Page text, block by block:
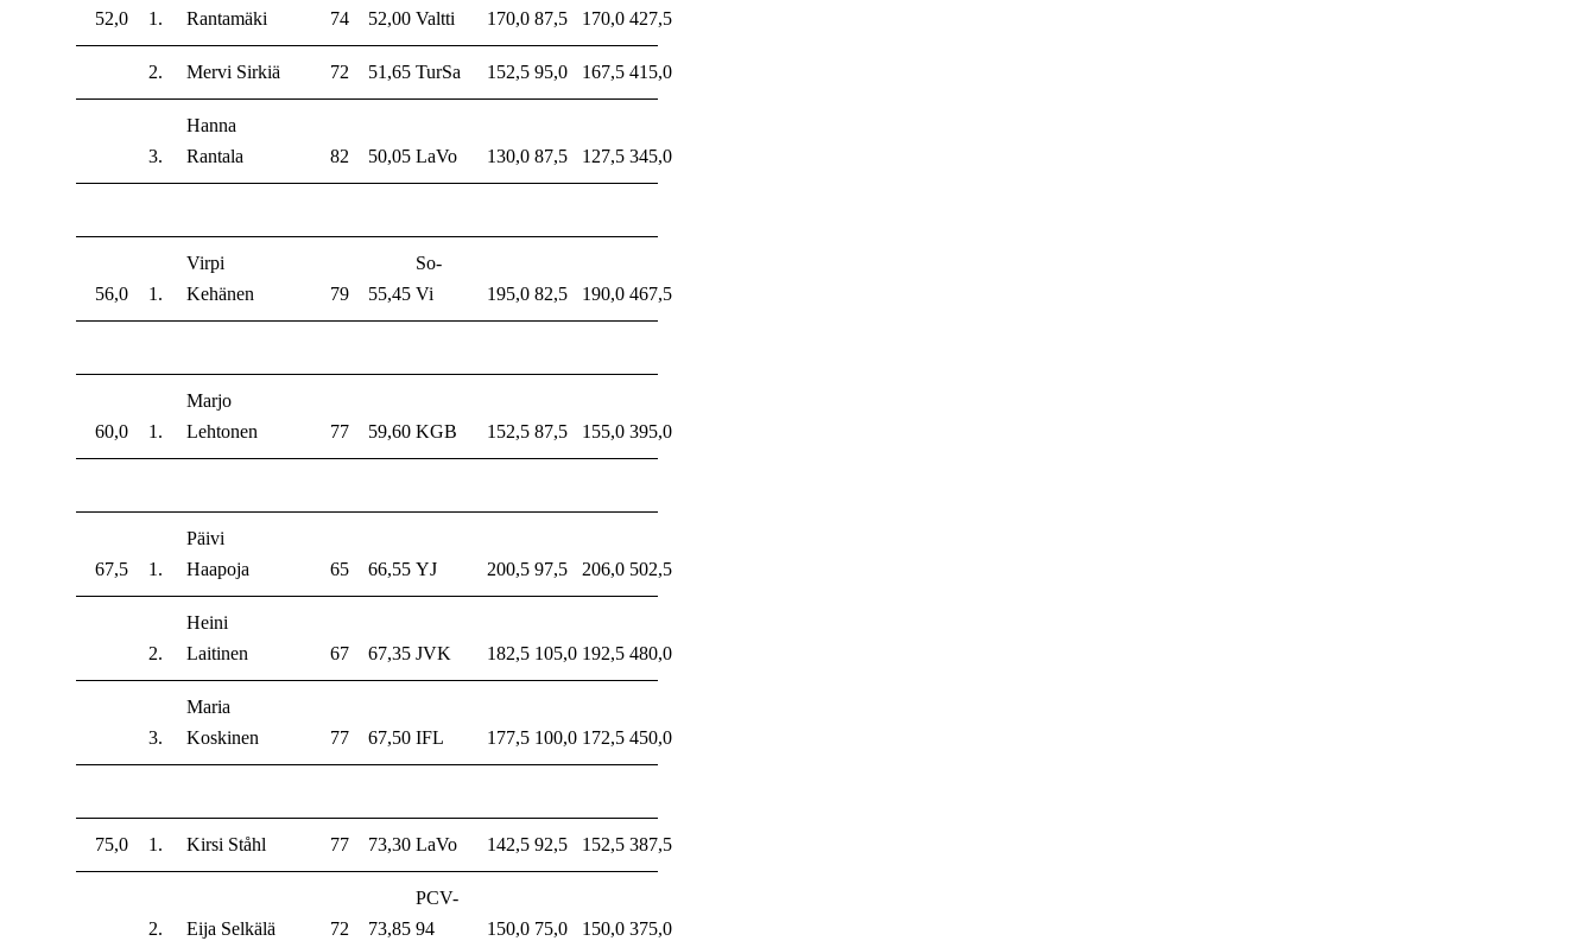
52,0 1.
Rantamäki
74 52,00 Valtti 170,0 87,5 170,0 427,5
2. Mervi Sirkiä 72 51,65 TurSa 152,5 95,0 167,5 415,0
3.
Hanna
Rantala
82 50,05 LaVo 130,0 87,5 127,5 345,0
56,0 1.
Virpi
Kehänen
79 55,45
So-
Vi
195,0 82,5 190,0 467,5
60,0 1.
Marjo
Lehtonen
77 59,60 KGB 152,5 87,5 155,0 395,0
67,5 1.
Päivi
Haapoja
65 66,55 YJ 200,5 97,5 206,0 502,5
2.
Heini
Laitinen
67 67,35 JVK 182,5 105,0 192,5 480,0
3.
Maria
Koskinen
77 67,50 IFL 177,5 100,0 172,5 450,0
75,0 1. Kirsi Ståhl 77 73,30 LaVo 142,5 92,5 152,5 387,5
2. Eija Selkälä 72 73,85
PCV-
94
150,0 75,0 150,0 375,0